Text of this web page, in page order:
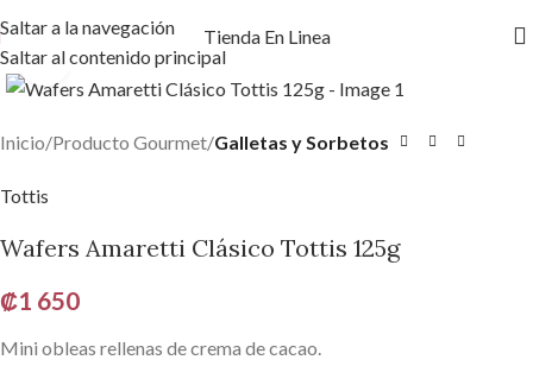
Saltar a la navegación
Saltar al contenido principal
Tienda En Linea
Haga clic para ampliar
Inicio Producto Gourmet Galletas y Sorbetos
Tottis
Wafers Amaretti Clásico Tottis 125g
₡1 650
Mini obleas rellenas de crema de cacao.